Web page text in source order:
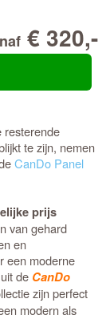
€ 320,-
resterende
te zijn, nemen
CanDo Panel
prijs
van gehard
en
een moderne
de CanDo
zijn perfect
modern als